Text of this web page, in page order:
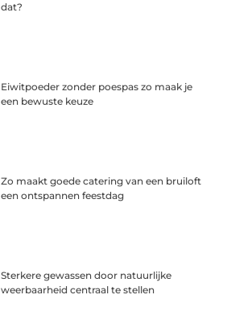
dat?
Eiwitpoeder zonder poespas zo maak je
een bewuste keuze
Zo maakt goede catering van een bruiloft
een ontspannen feestdag
Sterkere gewassen door natuurlijke
weerbaarheid centraal te stellen